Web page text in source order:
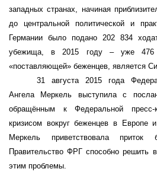
западных странах, начиная
до центральной политической и
Германии было подано 202 834
убежища, в 2015 году – уже 476
«поставляющей» беженцев, является
31 августа 2015 года
Ангела Меркель выступила с
обращённым к Федеральной
кризисом вокруг беженцев в
Меркель приветствовала приток
Правительство ФРГ способно решить
этим проблемы.